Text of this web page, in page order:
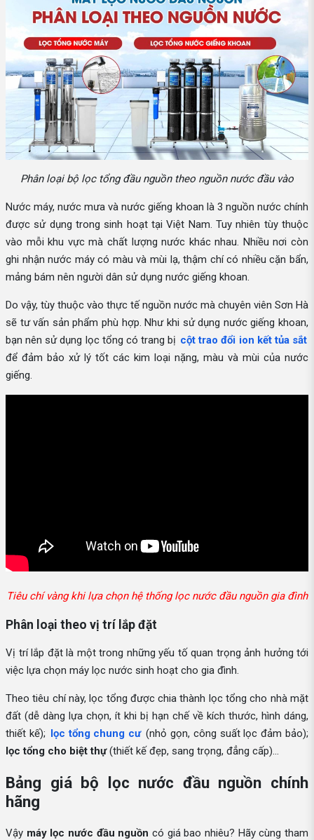
Phân loại bộ lọc tổng đầu nguồn theo nguồn nước đầu vào
Nước máy, nước mưa và nước giếng khoan là 3 nguồn nước chính
được sử dụng trong sinh hoạt tại Việt Nam. Tuy nhiên tùy thuộc
vào mỗi khu vực mà chất lượng nước khác nhau. Nhiều nơi còn
ghi nhận nước máy có màu và mùi lạ, thậm chí có nhiều cặn bẩn,
mảng bám nên người dân sử dụng nước giếng khoan.
Do vậy, tùy thuộc vào thực tế nguồn nước mà chuyên viên Sơn Hà
sẽ tư vấn sản phẩm phù hợp. Như khi sử dụng nước giếng khoan,
bạn nên sử dụng lọc tổng có trang bị cột trao đổi ion kết tủa sắt
để đảm bảo xử lý tốt các kim loại nặng, màu và mùi của nước
giếng.
Tiêu chí vàng khi lựa chọn hệ thống lọc nước đầu nguồn gia đình
Phân loại theo vị trí lắp đặt
Vị trí lắp đặt là một trong những yếu tố quan trọng ảnh hưởng tới
việc lựa chọn máy lọc nước sinh hoạt cho gia đình.
Theo tiêu chí này, lọc tổng được chia thành lọc tổng cho nhà mặt
đất (dễ dàng lựa chọn, ít khi bị hạn chế về kích thước, hình dáng,
thiết kế);
lọc tổng chung cư (nhỏ gọn, công suất lọc đảm bảo);
lọc tổng cho biệt thự(thiết kế đẹp, sang trọng, đẳng cấp)...
Bảng giá bộ lọc nước đầu nguồn chính
hãng
Vậy máy lọc nước đầu nguồn có giá bao nhiêu? Hãy cùng tham